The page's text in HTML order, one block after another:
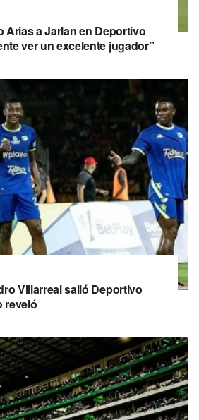
Arias a Jarlan en Deportivo
ver un excelente jugador”
Villarreal salió Deportivo
reveló